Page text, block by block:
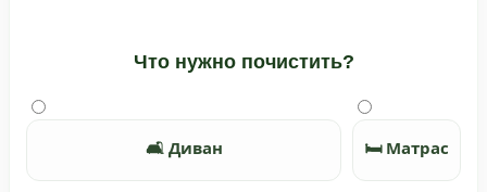
Что нужно почистить?
🛋️ Диван 🛏️ Матрас